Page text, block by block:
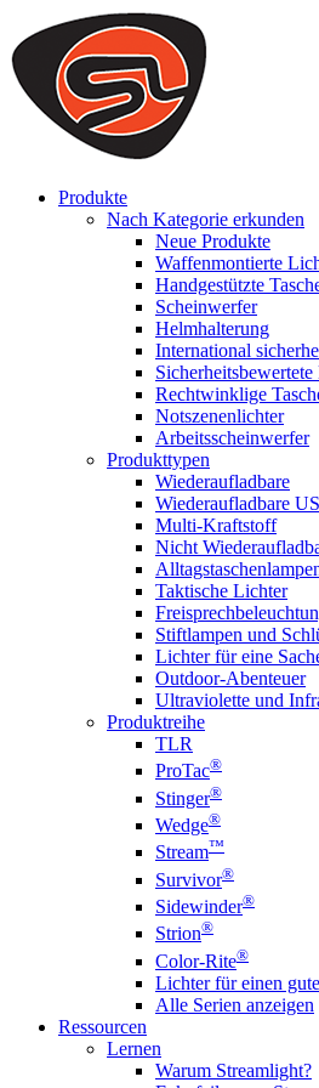
We use cookies to ensure that we
you a better experience. To learn more
ACCEPT AND CLOSE
Produkte
Nach Kategorie erkunden
Neue Produkte
Waffenmontierte
Handgestützte
Scheinwerfer
Helmhalterung
International
Sicherheitsbewertete
Rechtwinklige
Notszenenlichter
Arbeitsscheinwerfer
Produkttypen
Wiederaufladbare
Wiederaufladbare
Multi-Kraftstoff
Nicht
Taktische Lichter
Stiftlampen und
Lichter für eine
Outdoor-Abenteuer
Ultraviolette und
Produktreihe
TLR
ProTac®
Stinger®
Wedge®
Stream™
Survivor®
Sidewinder®
Strion®
Color-Rite®
Lichter für einen
Alle Serien anzeigen
Ressourcen
Lernen
Warum Streamlight?